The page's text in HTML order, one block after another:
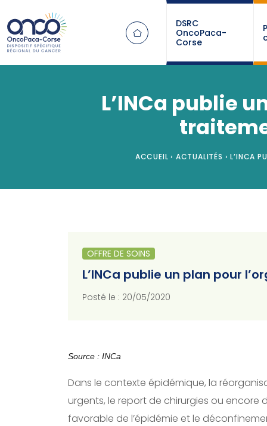
DSRC
OncoPaca-
Corse
L’INCa publie
ACCUEIL › ACTUALITÉS › L’INCA
OFFRE DE SOINS
L’INCa publie un plan pour
Posté le : 20/05/2020
Source : INCa
Dans le contexte épidémique, la
urgents, le report de chirurgies ou encore
favorable de l’épidémie et le